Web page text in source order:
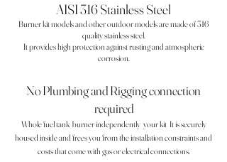
AISI 316 Stainless Steel
Burner kit models and other outdoor models are made of 316
quality stainless steel.
It provides high protection against rusting and atmospheric
corrosion.
No Plumbing and Rigging connection
required
Whole fuel tank burner independently your kit It is securely
housed inside and frees you from the installation constraints and
costs that come with gas or electrical connections.